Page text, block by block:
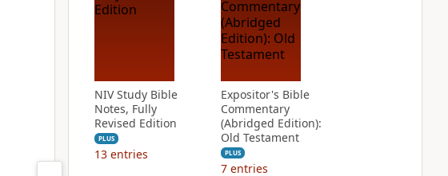
NIV Study Bible
Notes, Fully
Revised Edition
PLUS
13 entries
Expositor's Bible
Commentary
(Abridged Edition):
Old Testament
PLUS
7 entries